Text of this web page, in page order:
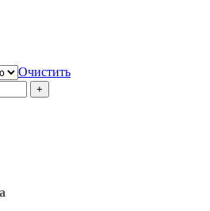
Очистить
+